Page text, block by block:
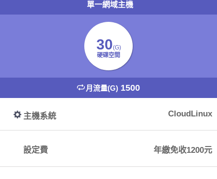
單一網域主機
30(G)
硬碟空間
月流量(G) 1500
主機系統 CloudLinux
設定費 年繳免收1200元